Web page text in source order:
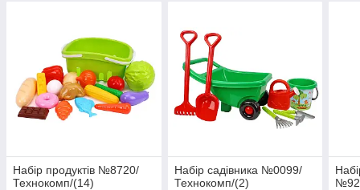
Набір продуктів №8720/
Технокомп/(14)
Набір садівника №0099/
Технокомп/(2)